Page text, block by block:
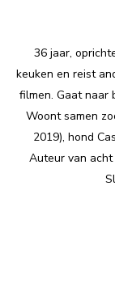
36 jaar,
keuken en reist
filmen. Gaat naar
Woont samen
2019), hond
Auteur van